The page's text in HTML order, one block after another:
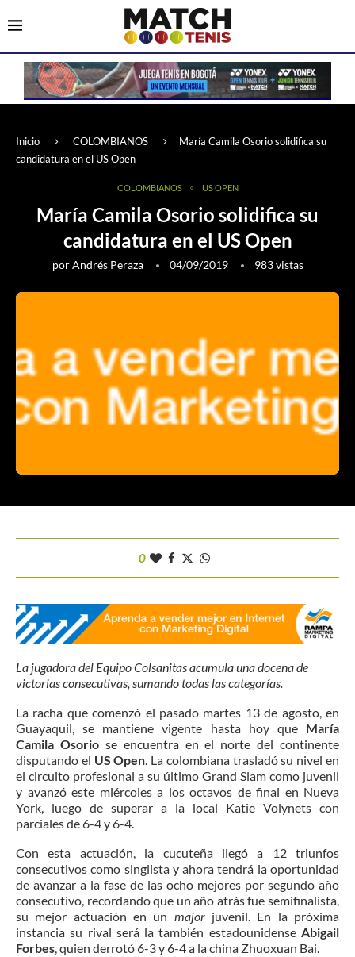
Inicio COLOMBIANOS
María Camila Osorio solidifica su
candidatura en el US Open
COLOMBIANOS US OPEN
María Camila Osorio solidifica su
candidatura en el US Open
porAndrés Peraza 04/09/2019 983vistas
0
La jugadora del Equipo Colsanitas acumula una docena de
victorias consecutivas, sumando todas las categorías.
La racha que comenzó el pasado martes 13 de agosto, en
Guayaquil, se mantiene vigente hasta hoy que María
Camila Osoriose encuentra en el norte del continente
disputando el US Open. La colombiana trasladó su nivel en
el circuito profesional a su último Grand Slam como juvenil
y avanzó este miércoles a los octavos de final en Nueva
York, luego de superar a la local Katie Volynets con
parciales de 6-4 y 6-4.
Con esta actuación, la cucuteña llegó a 12 triunfos
consecutivos como singlista y ahora tendrá la oportunidad
de avanzar a la fase de las ocho mejores por segundo año
consecutivo, recordando que un año atrás fue semifinalista,
su mejor actuación en un majorjuvenil. En la próxima
instancia su rival será la también estadounidenseAbigail
Forbes, quien derrotó 6-3 y 6-4 a la china Zhuoxuan Bai.